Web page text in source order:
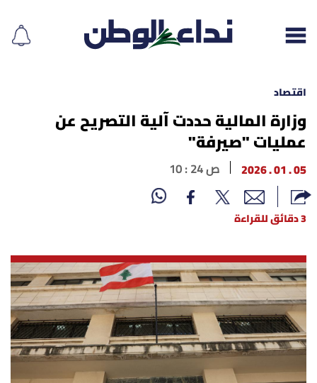
إقرأ الجريدة
لبنان
الغلاف
نداء اليوم
محليات
أسرار
متفرقات
اقتصاد
وزارة المالية حددت آلية التصريح عن
عمليات "صيرفة"
05 . 01 . 2026 10 : 24 ص
3 دقائق للقراءة